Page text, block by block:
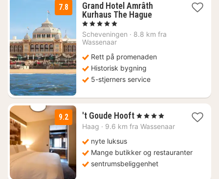
7.8
Grand Hotel Amrâth
Kurhaus The Hague1
fra
, 5 Stjerner
Scheveningen · 8.8 km fra
Wassenaar
Rett på promenaden
Historisk bygning
5-stjerners service
9.2 't Goude Hooft1
natt
kr.
, 4 Stjerner
Haag · 9.6 km fra Wassenaar
nyte luksus
Mange butikker og restauranter
sentrumsbeliggenhet